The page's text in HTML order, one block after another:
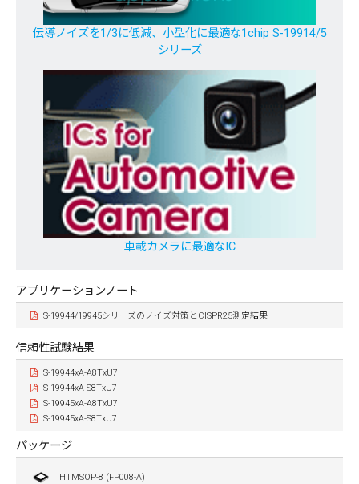
伝導ノイズを1/3に低減、小型化に最適な1chip S-19914/5
シリーズ
車載カメラに最適なIC
アプリケーションノート
S-19944/19945シリーズのノイズ対策とCISPR25測定結果
信頼性試験結果
S-19944xA-A8TxU7
S-19944xA-S8TxU7
S-19945xA-A8TxU7
S-19945xA-S8TxU7
パッケージ
HTMSOP-8 (FP008-A)